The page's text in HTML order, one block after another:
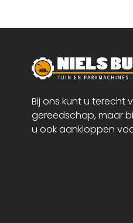
Bij ons kunt u terecht
gereedschap, maar
u ook aankloppen